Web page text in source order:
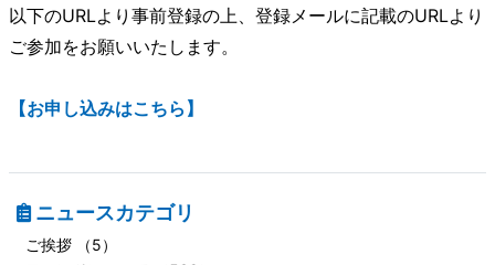
以下のURLより事前登録の上、登録メールに記載のURLより
ご参加をお願いいたします。
【お申し込みはこちら】
ニュースカテゴリ
ご挨拶 （5）